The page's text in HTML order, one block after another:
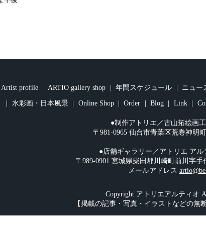
Artist profile ARTIO gallery shop 年間スケジュール ニュー
水彩画・日本風景 Online Shop Order Blog Link
●制作アトリエ／古山拓絵画
〒981-0965 仙台市青葉区荒巻神明
●店舗ギャラリー／アトリエ アル
〒989-0901 宮城県柴田郡川崎町前川字
メールアドレス
Copyright アトリエアルティオ
【掲載の記事・写真・イラストなどの無